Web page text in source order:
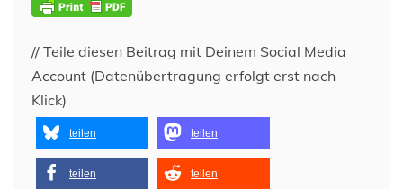
// Teile diesen Beitrag mit Deinem Social Media
Account (Datenübertragung erfolgt erst nach
Klick)
teilen teilen
teilen teilen